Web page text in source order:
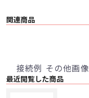
関連商品
接続例 その他画像
最近閲覧した商品